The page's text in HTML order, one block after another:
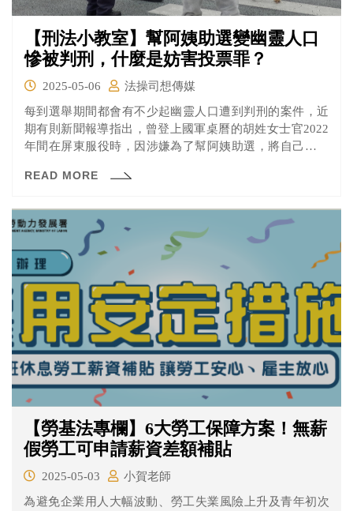
【刑法小教室】幫阿姨助選變幽靈人口
慘被判刑，什麼是妨害投票罪？
2025-05-06
法操司想傳媒
每到選舉期間都會有不少起幽靈人口遭到判刑的案件，近
期有則新聞報導指出，曾登上國軍桌曆的胡姓女士官2022
年間在屏東服役時，因涉嫌為了幫阿姨助選，將自己的戶
刑。
READ MORE
【勞基法專欄】6大勞工保障方案！無薪
假勞工可申請薪資差額補貼
2025-05-03
小賀老師
為避免企業用人大幅波動、勞工失業風險上升及青年初次